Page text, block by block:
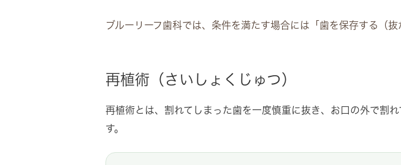
ブルーリーフ歯科では、条件を満たす場合には「歯を保存する（
再植術（さいしょくじゅつ）
再植術とは、割れてしまった歯を一度慎重に抜き、お口の外で割
す。